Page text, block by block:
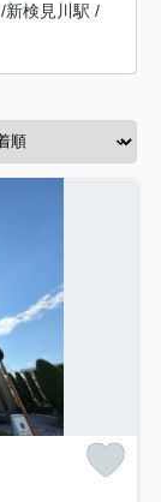
/新検見川駅 /